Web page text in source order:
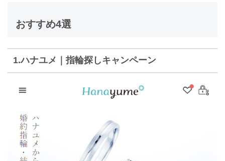
おすすめ4選
1.ハナユメ｜指輪探しキャンペーン